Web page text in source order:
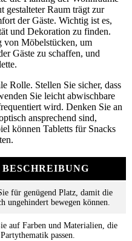
gestalteter Raum trägt zur
der Gäste. Wichtig ist es,
und Dekoration zu finden.
von Möbelstücken, um
Gäste zu schaffen, und
Rolle. Stellen Sie sicher, dass
Sie leicht abwischbare
wird. Denken Sie an
ansprechend sind,
können Tabletts für Snacks
BESCHREIBUNG
für genügend Platz, damit die
ungehindert bewegen können.
auf Farben und Materialien, die
passen.